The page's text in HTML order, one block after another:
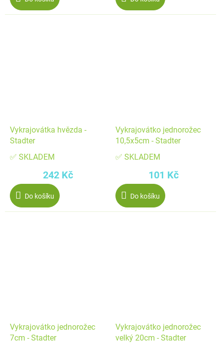
Vykrajovátka hvězda -
Stadter
✅ SKLADEM
242 Kč
Do košíku
Vykrajovátko jednorožec
10,5x5cm - Stadter
✅ SKLADEM
101 Kč
Do košíku
Vykrajovátko jednorožec
7cm - Stadter
Vykrajovátko jednorožec
velký 20cm - Stadter